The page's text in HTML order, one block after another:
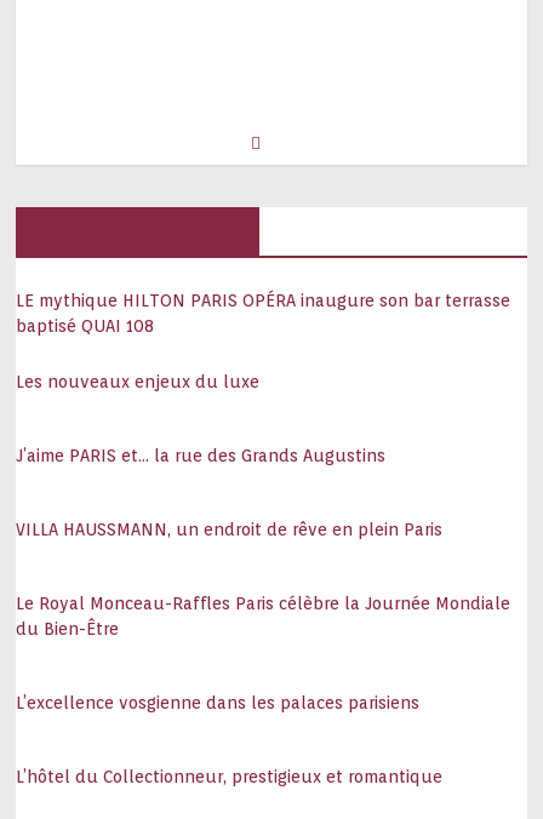
LE mythique HILTON PARIS OPÉRA inaugure son bar terrasse
baptisé QUAI 108
Les nouveaux enjeux du luxe
J’aime PARIS et… la rue des Grands Augustins
VILLA HAUSSMANN, un endroit de rêve en plein Paris
Le Royal Monceau-Raffles Paris célèbre la Journée Mondiale
du Bien-Être
L’excellence vosgienne dans les palaces parisiens
L’hôtel du Collectionneur, prestigieux et romantique